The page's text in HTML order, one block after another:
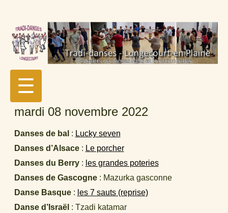
☰
mardi 08 novembre 2022
Danses de bal : Lucky seven
Danses d’Alsace: Le porcher
Danses du Berry: les grandes poteries
Danses de Gascogne: Mazurka gasconne
Danse Basque: les 7 sauts (reprise)
Danse d’Israël : Tzadi katamar